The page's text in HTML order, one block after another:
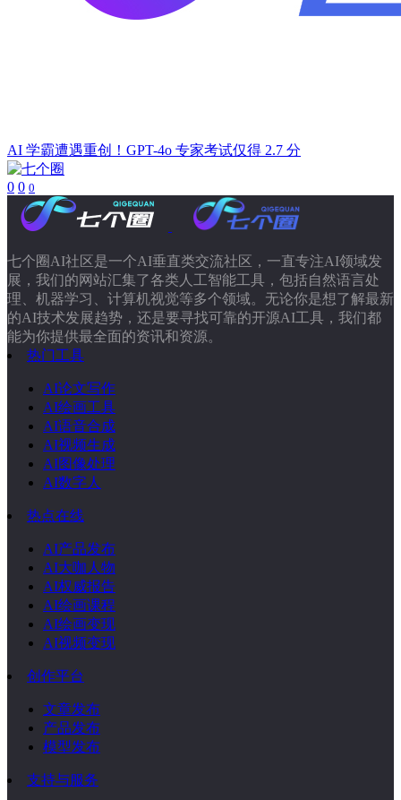
AI 学霸遭遇重创！GPT-4o 专家考试仅得 2.7 分
0 0 0
七个圈AI社区是一个AI垂直类交流社区，一直专注AI领域发
展，我们的网站汇集了各类人工智能工具，包括自然语言处
理、机器学习、计算机视觉等多个领域。无论你是想了解最新
的AI技术发展趋势，还是要寻找可靠的开源AI工具，我们都
能为你提供最全面的资讯和资源。
热门工具
AI论文写作
AI绘画工具
AI语音合成
AI视频生成
AI图像处理
AI数字人
热点在线
AI产品发布
AI大咖人物
AI权威报告
AI绘画课程
AI绘画变现
AI视频变现
创作平台
文章发布
产品发布
模型发布
支持与服务